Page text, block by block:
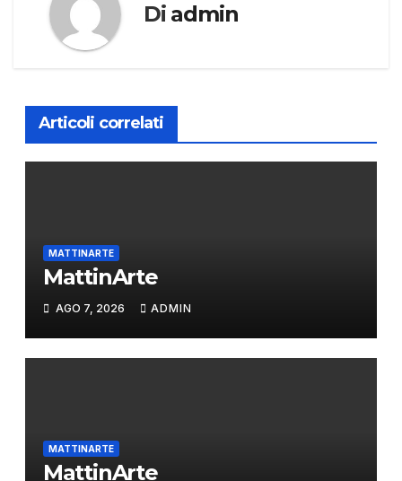
Di admin
Articoli correlati
MATTINARTE
MattinArte
AGO 7, 2026 ADMIN
MATTINARTE
MattinArte